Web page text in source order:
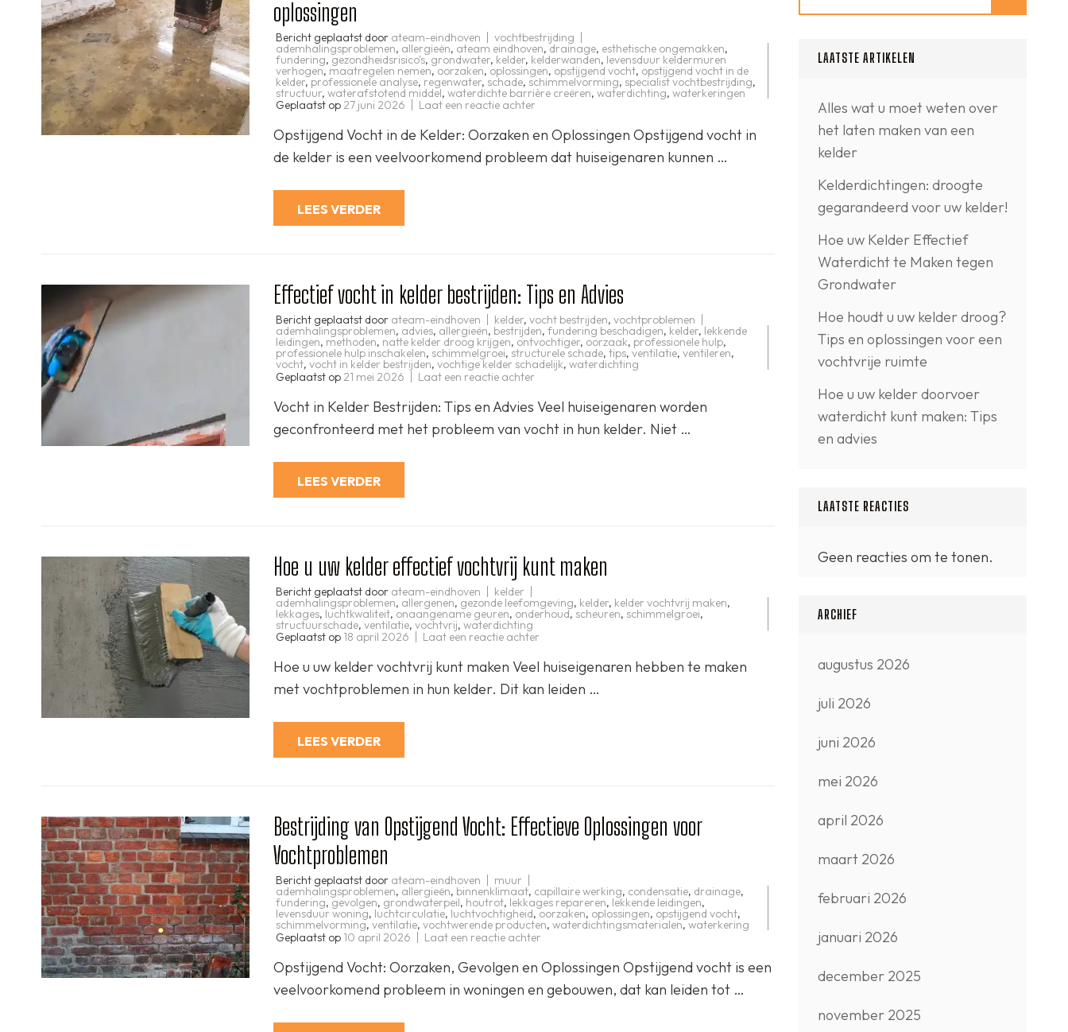
oplossingen
Bericht geplaatst door ateam-eindhoven vochtbestrijding
ademhalingsproblemen, allergieën, ateam eindhoven,drainage, esthetische ongemakken,
fundering, gezondheidsrisico's,grondwater, kelder, kelderwanden, levensduur keldermuren
verhogen, maatregelen nemen,oorzaken, oplossingen, opstijgend vocht, opstijgend vocht in de
kelder,professionele analyse, regenwater, schade, schimmelvorming, specialist vochtbestrijding,
structuur, waterafstotend middel, waterdichte barrière creëren, waterdichting, waterkeringen
Geplaatst op 27 juni 2026 Laat een reactie achter
bestrijden
van
opstijgend
vocht
Opstijgend Vocht in de Kelder: Oorzaken en Oplossingen Opstijgend vocht in
de kelder is een veelvoorkomend probleem dat huiseigenaren kunnen …
LEES VERDER
Effectief vocht in kelder bestrijden: Tips en Advies
Bericht geplaatst door ateam-eindhoven kelder, vocht bestrijden, vochtproblemen
ademhalingsproblemen, advies, allergieën, bestrijden, fundering beschadigen, kelder, lekkende
leidingen, methoden, natte kelder droog krijgen, ontvochtiger, oorzaak, professionele hulp,
professionele hulp inschakelen, schimmelgroei, structurele schade, tips, ventilatie, ventileren,
vocht, vocht in kelder bestrijden, vochtige kelder schadelijk, waterdichting
Geplaatst op 21 mei 2026 Laat een reactie achter
vocht
in
kelder
bestrijden:
Vocht in Kelder Bestrijden: Tips en Advies Veel huiseigenaren worden
geconfronteerd met het probleem van vocht in hun kelder. Niet …
LEES VERDER
Hoe u uw kelder effectief vochtvrij kunt maken
Bericht geplaatst door ateam-eindhoven kelder
ademhalingsproblemen, allergenen, gezonde leefomgeving, kelder, kelder vochtvrij maken,
lekkages, luchtkwaliteit, onaangename geuren, onderhoud, scheuren, schimmelgroei,
structuurschade, ventilatie, vochtvrij, waterdichting
Geplaatst op 18 april 2026 Laat een reactie achter
u
uw
kelder
effectief
Hoe u uw kelder vochtvrij kunt maken Veel huiseigenaren hebben te maken
met vochtproblemen in hun kelder. Dit kan leiden …
LEES VERDER
Bestrijding van Opstijgend Vocht: Effectieve Oplossingen voor
Vochtproblemen
Bericht geplaatst door ateam-eindhoven muur
ademhalingsproblemen, allergieën, binnenklimaat, capillaire werking, condensatie, drainage,
fundering, gevolgen, grondwaterpeil, houtrot, lekkages repareren, lekkende leidingen,
levensduur woning, luchtcirculatie, luchtvochtigheid,oorzaken, oplossingen, opstijgend vocht,
schimmelvorming, ventilatie, vochtwerende producten, waterdichtingsmaterialen,waterkering
Geplaatst op 10 april 2026 Laat een reactie achter
van
Opstijgend
Vocht:
Effectieve
Opstijgend Vocht: Oorzaken, Gevolgen en Oplossingen Opstijgend vocht is een
veelvoorkomend probleem in woningen en gebouwen, dat kan leiden tot …
LAATSTE ARTIKELEN
Alles wat u moet weten over
het laten maken van een
kelder
Kelderdichtingen: droogte
gegarandeerd voor uw kelder!
Hoe uw Kelder Effectief
Waterdicht te Maken tegen
Grondwater
Hoe houdt u uw kelder droog?
Tips en oplossingen voor een
vochtvrije ruimte
Hoe u uw kelder doorvoer
waterdicht kunt maken: Tips
en advies
LAATSTE REACTIES
Geen reacties om te tonen.
ARCHIEF
augustus 2026
juli 2026
juni 2026
mei 2026
april 2026
maart 2026
februari 2026
januari 2026
december 2025
november 2025